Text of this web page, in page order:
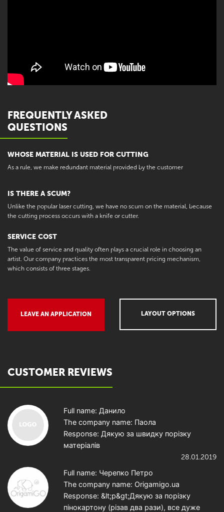
FREQUENTLY ASKED
QUESTIONS
WHOSE MATERIAL IS USED FOR CUTTING
As a rule, we make redundant material provided by the customer
IS THERE A SCUM?
Unlike the popular laser cutting, we have no scum on the material, because
the cutting process occurs with a knife or cutter.
SERVICE COST
The value of service and quality often plays a crucial role in choosing an
artist. Our company practices the most transparent pricing mechanism,
which consists of three stages.
LEAVE AN APPLICATION LAYOUT OPTIONS
CUSTOMER REVIEWS
Full name: Данило
The company name: Паола
Response: Дякую за швидку порізку
матеріалів
28.01.2019
Full name: Черепко Петро
The company name: Origamigo.ua
Response: &lt;p&gt;Дякую за порізку
пінокартону (різав два рази), все дуже